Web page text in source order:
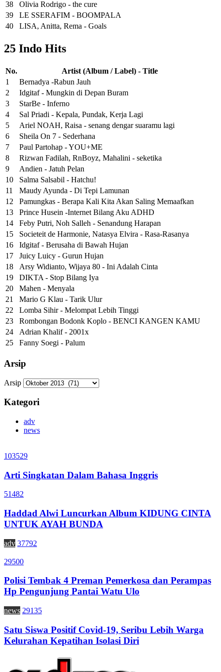
38
Olivia Rodrigo - the cure
39
LE SSERAFIM - BOOMPALA
40
LISA, Anitta, Rema - Goals
25 Indo Hits
No.
Artist (Album / Label) - Title
1
Bernadya -Rabun Jauh
2
Idgitaf - Mungkin di Depan Buram
3
StarBe - Inferno
4
Sal Priadi - Kepala, Pundak, Kerja Lagi
5
Ariel NOAH, Raisa - senang dengar suaramu lagi
6
Sheila On 7 - Sederhana
7
Paul Partohap - YOU+ME
8
Rizwan Fadilah, RnBoyz, Mahalini - seketika
9
Andien - Jatuh Pelan
10
Salma Salsabil - Hatchu!
11
Maudy Ayunda - Di Tepi Lamunan
12
Pamungkas - Berapa Kali Kita Akan Saling Memaafkan
13
Prince Husein -Internet Bilang Aku ADHD
14
Feby Putri, Noh Salleh - Senandung Harapan
15
Societeit de Harmonie, Natasya Elvira - Rasa-Rasanya
16
Idgitaf - Berusaha di Bawah Hujan
17
Juicy Luicy - Gurun Hujan
18
Arsy Widianto, Wijaya 80 - Ini Adalah Cinta
19
DIKTA - Stop Bilang Iya
20
Mahen - Menyala
21
Mario G Klau - Tarik Ulur
22
Lomba Sihir - Melompat Lebih Tinggi
23
Rombongan Bodonk Koplo - BENCI KANGEN KAMU
24
Adrian Khalif - 2001x
25
Fanny Soegi - Palum
Arsip
Arsip
Kategori
adv
news
103529
Arti Singkatan Dalam Bahasa Inggris
51482
Haddad Alwi Luncurkan Album KIDUNG CINTA
UNTUK AYAH BUNDA
adv 37792
29500
Polisi Tembak 4 Preman Pemerkosa dan Perampas
Hp Pengunjung Pantai Watu Ulo
news 29135
Satu Siswa Positif Covid-19, Seribu Lebih Warga
Kelurahan Kepatihan Isolasi Diri